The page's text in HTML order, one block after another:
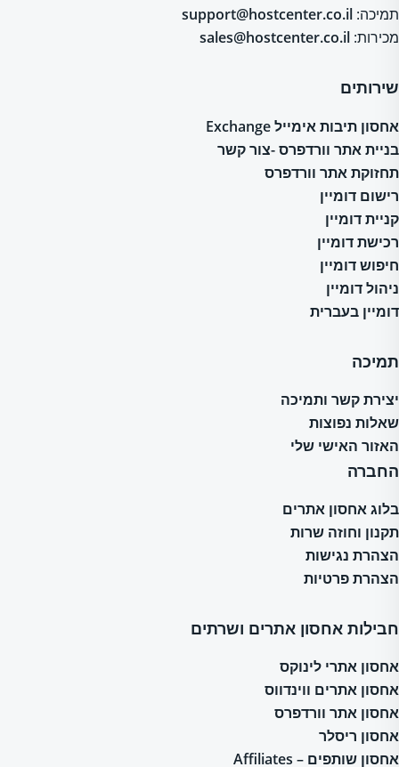
תמיכה: support@hostcenter.co.il
מכירות: sales@hostcenter.co.il
שירותים
אחסון תיבות אימייל Exchange
בניית אתר וורדפרס -צור קשר
תחזוקת אתר וורדפרס
רישום דומיין
קניית דומיין
רכישת דומיין
חיפוש דומיין
ניהול דומיין
דומיין בעברית
תמיכה
יצירת קשר ותמיכה
שאלות נפוצות
האזור האישי שלי
החברה
בלוג אחסון אתרים
תקנון וחוזה שרות
הצהרת נגישות
הצהרת פרטיות
חבילות אחסון אתרים ושרתים
אחסון אתרי לינוקס
אחסון אתרים ווינדווס
אחסון אתר וורדפרס
אחסון ריסלר
אחסון שותפים – Affiliates